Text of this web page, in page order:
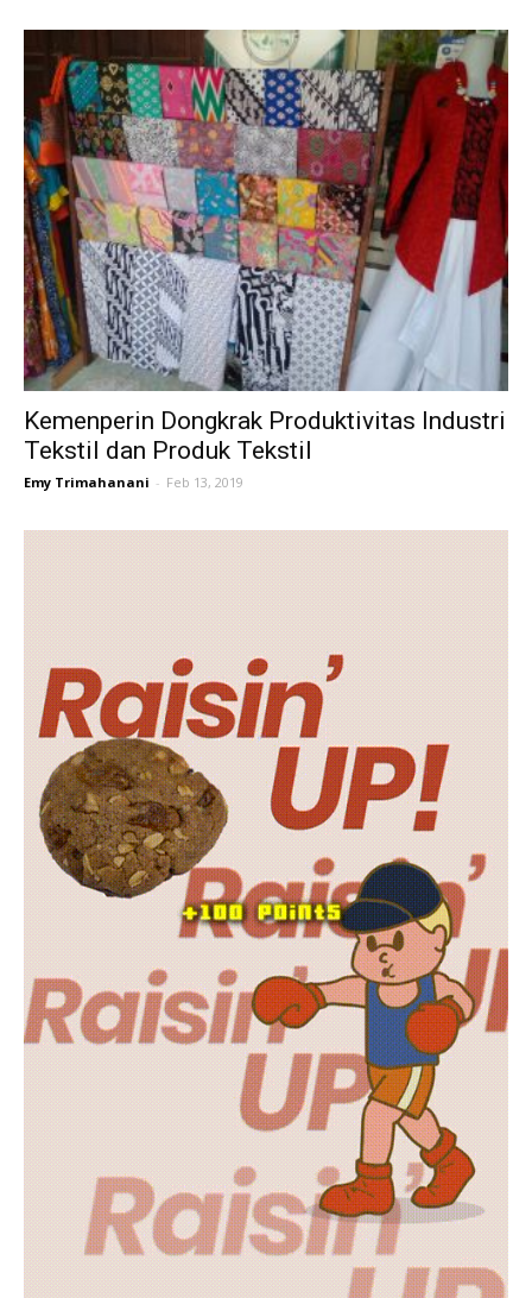
Kemenperin Dongkrak Produktivitas Industri
Tekstil dan Produk Tekstil
Emy Trimahanani - Feb 13, 2019